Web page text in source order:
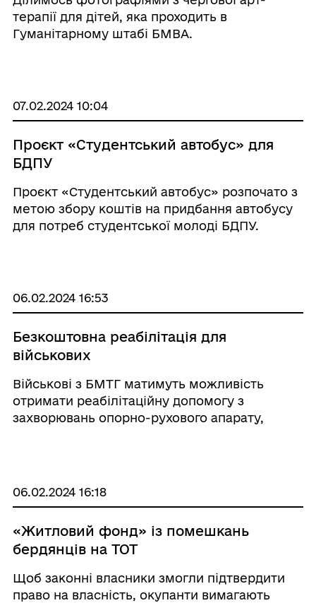
терапії для дітей, яка проходить в
Гуманітарному штабі БМВА.
07.02.2024 10:04
Проєкт «Студентський автобус» для
БДПУ
Проєкт «Студентський автобус» розпочато з
метою збору коштів на придбання автобусу
для потреб студентської молоді БДПУ.
06.02.2024 16:53
Безкоштовна реабілітація для
військових
Військові з БМТГ матимуть можливість
отримати реабілітаційну допомогу з
захворювань опорно-рухового апарату,
06.02.2024 16:18
«Житловий фонд» із помешкань
бердянців на ТОТ
Щоб законні власники змогли підтвердити
право на власність, окупанти вимагають